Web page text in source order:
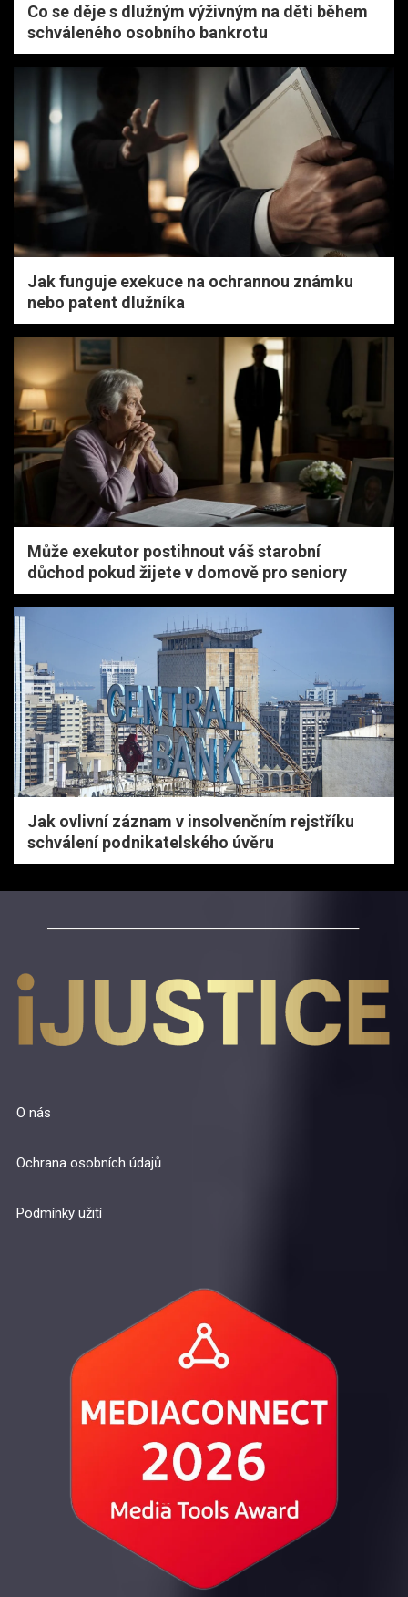
Co se děje s dlužným výživným na děti během
schváleného osobního bankrotu
Jak funguje exekuce na ochrannou známku
nebo patent dlužníka
Může exekutor postihnout váš starobní
důchod pokud žijete v domově pro seniory
Jak ovlivní záznam v insolvenčním rejstříku
schválení podnikatelského úvěru
O nás
Ochrana osobních údajů
Podmínky užití